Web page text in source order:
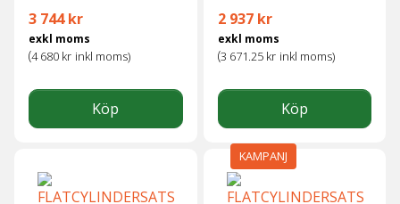
3 744kr
exkl moms
(4 680 kr inkl moms)
Köp
2 937 kr
exkl moms
(3 671.25 kr inkl moms)
Köp
KAMPANJ